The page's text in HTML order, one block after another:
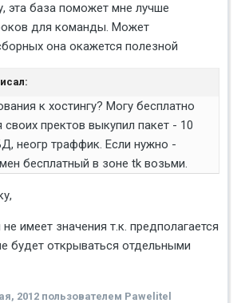
эта база поможет мне лучше
для команды. Может
она окажется полезной
к хостингу? Могу бесплатно
пректов выкупил пакет - 10
неогр траффик. Если нужно -
бесплатный в зоне tk возьми.
имеет значения т.к. предполагается
будет открываться отдельными
2012 пользователем Pawelitel